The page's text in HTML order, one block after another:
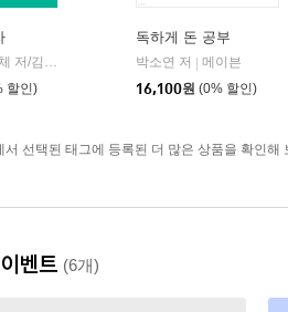
할인)
독하게 돈 공부
박소연 저 | 메이븐
16,100원 (0% 할인)
서 선택된 태그에 등록된 더 많은 상품을 확인해
벤트 (6개)